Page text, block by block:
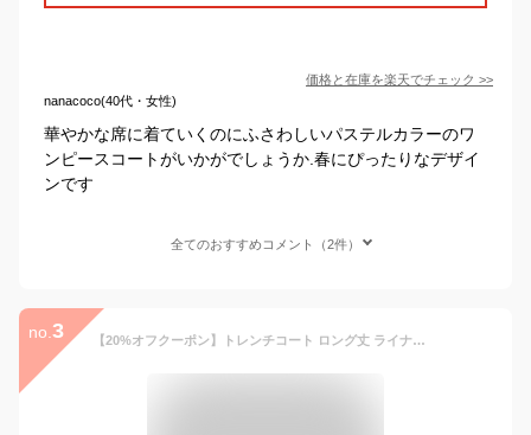
価格と在庫を楽天でチェック >>
nanacoco(40代・女性)
華やかな席に着ていくのにふさわしいパステルカラーのワ
ンピースコートがいかがでしょうか.春にぴったりなデザイ
ンです
全てのおすすめコメント（2件）
no. 3 【20%オフクーポン】トレンチコート ロング丈 ライナー付き 100cm丈 レディース 撥水加工 春コート フォーマルコート アウター ロングコート ライトアウター 卒業式 卒園式 入学式 入園式 卒入学 通勤 通学 大きいサイズ ベージュ ネイビー ギフト プレゼント 6F (2261r)